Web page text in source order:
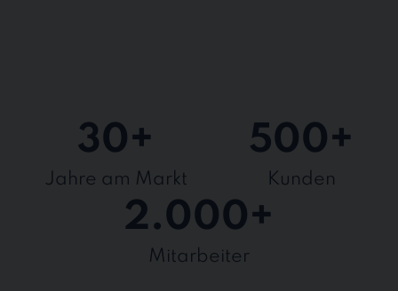
Jahre am Markt
30+
Kunden
500+
Mitarbeiter
2.000+